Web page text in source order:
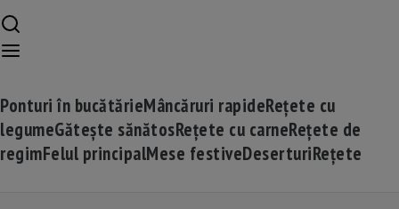
Ponturi în bucătărieMâncăruri rapideRețete cu
legumeGătește sănătosRețete cu carneRețete de
regimFelul principalMese festiveDeserturiRețete